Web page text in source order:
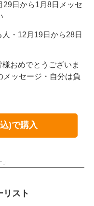
29日から1月8日メッセ
人・12月19日から28日
おめでとうございま
ッセージ・自分は負
)で購入
リスト